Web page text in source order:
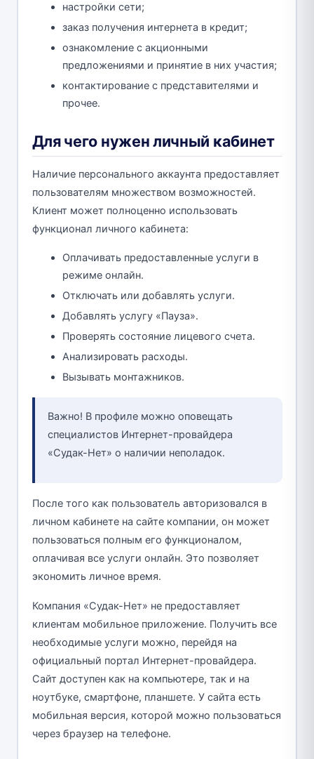
настройки сети;
заказ получения интернета в кредит;
ознакомление с акционными
предложениями и принятие в них участия;
контактирование с представителями и
прочее.
Для чего нужен личный кабинет
Наличие персонального аккаунта предоставляет
пользователям множеством возможностей.
Клиент может полноценно использовать
функционал личного кабинета:
Оплачивать предоставленные услуги в
режиме онлайн.
Отключать или добавлять услуги.
Добавлять услугу «Пауза».
Проверять состояние лицевого счета.
Анализировать расходы.
Вызывать монтажников.
Важно! В профиле можно оповещать
специалистов Интернет-провайдера
«Судак-Нет» о наличии неполадок.
После того как пользователь авторизовался в
личном кабинете на сайте компании, он может
пользоваться полным его функционалом,
оплачивая все услуги онлайн. Это позволяет
экономить личное время.
Компания «Судак-Нет» не предоставляет
клиентам мобильное приложение. Получить все
необходимые услуги можно, перейдя на
официальный портал Интернет-провайдера.
Сайт доступен как на компьютере, так и на
ноутбуке, смартфоне, планшете. У сайта есть
мобильная версия, которой можно пользоваться
через браузер на телефоне.